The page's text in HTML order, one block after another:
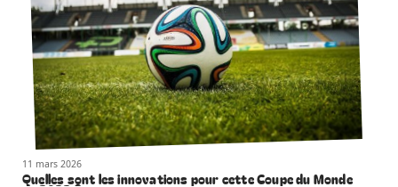
11 mars 2026
Quelles sont les innovations pour cette Coupe du Monde